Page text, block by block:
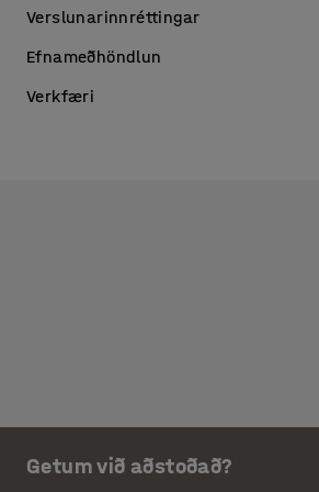
Verslunarinnréttingar
Efnameðhöndlun
Verkfæri
Getum við aðstoðað?